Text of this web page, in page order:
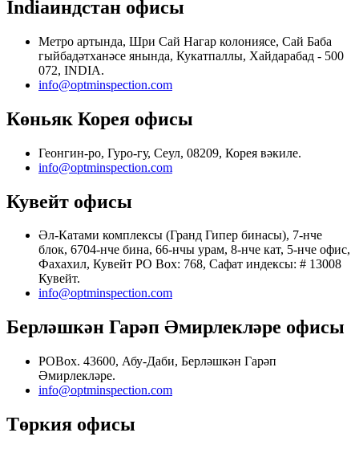
Indiaиндстан офисы
Метро артында, Шри Сай Нагар колониясе, Сай Баба
гыйбадәтханәсе янында, Кукатпаллы, Хайдарабад - 500
072, INDIA.
info@optminspection.com
Көньяк Корея офисы
Геонгин-ро, Гуро-гу, Сеул, 08209, Корея вәкиле.
info@optminspection.com
Кувейт офисы
Әл-Катами комплексы (Гранд Гипер бинасы), 7-нче
блок, 6704-нче бина, 66-нчы урам, 8-нче кат, 5-нче офис,
Фахахил, Кувейт PO Box: 768, Сафат индексы: # 13008
Кувейт.
info@optminspection.com
Берләшкән Гарәп Әмирлекләре офисы
POBox. 43600, Абу-Даби, Берләшкән Гарәп
Әмирлекләре.
info@optminspection.com
Төркия офисы